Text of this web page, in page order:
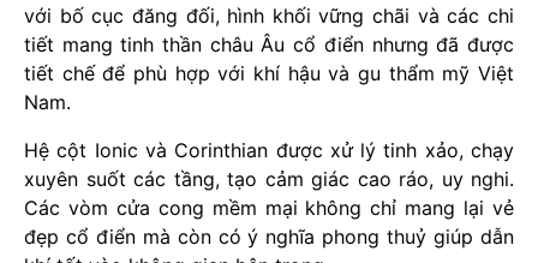
với bố cục đăng đối, hình khối vững chãi và các chi
tiết mang tinh thần châu Âu cổ điển nhưng đã được
tiết chế để phù hợp với khí hậu và gu thẩm mỹ Việt
Nam.
Hệ cột Ionic và Corinthian được xử lý tinh xảo, chạy
xuyên suốt các tầng, tạo cảm giác cao ráo, uy nghi.
Các vòm cửa cong mềm mại không chỉ mang lại vẻ
đẹp cổ điển mà còn có ý nghĩa phong thuỷ giúp dẫn